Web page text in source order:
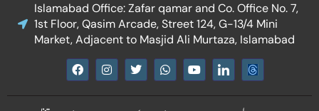
Islamabad Office: Zafar qamar and Co. Office No. 7,
1st Floor, Qasim Arcade, Street 124, G-13/4 Mini
Market, Adjacent to Masjid Ali Murtaza, Islamabad
F
a
e
I
n
t
T
w
t
W
h
t
Y
o
t
I
c
n